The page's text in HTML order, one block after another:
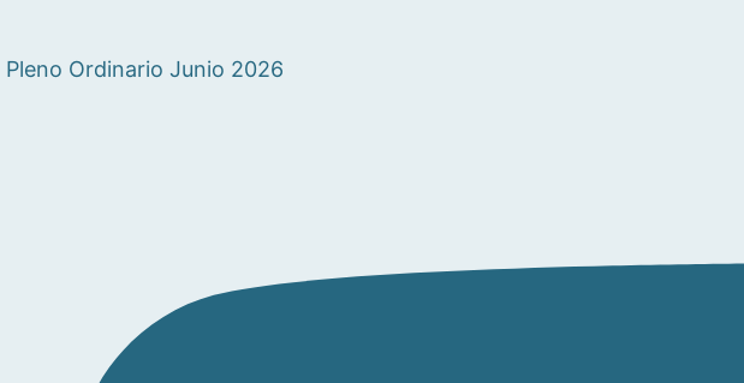
Pleno Ordinario Junio 2026